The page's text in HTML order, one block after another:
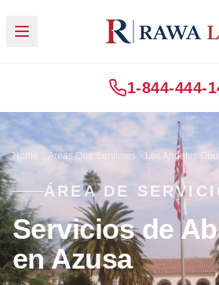
1-844-444-
Home Áreas Que Servimos Los Angeles
ÁREA DE
Servicios de
en Azusa